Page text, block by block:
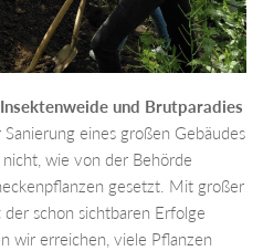
und Brutparadies
eines großen Gebäudes
wie von der Behörde
gesetzt. Mit großer
schon sichtbaren Erfolge
wir erreichen, viele Pflanzen